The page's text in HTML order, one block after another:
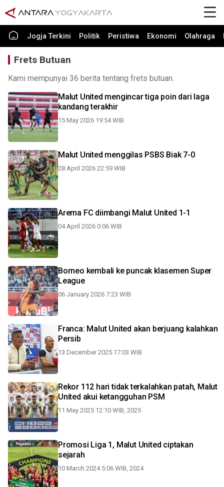
Jogja Terkini Politik Peristiwa Ekonomi Olahraga
Frets Butuan
Kami mempunyai 36 berita tentang frets butuan.
Malut United mengincar tiga poin dari laga
kandang terakhir
15 May 2026 19:54 WIB
Malut United menggilas PSBS Biak 7-0
28 April 2026 22:59 WIB
Arema FC diimbangi Malut United 1-1
04 April 2026 0:06 WIB
Borneo kembali ke puncak klasemen Super
League
06 January 2026 7:23 WIB
Franca: Malut United akan berjuang kalahkan
Persib
13 December 2025 17:03 WIB
Rekor 112 hari tidak terkalahkan patah, Malut
United akui ketangguhan PSM
11 May 2025 12:10 WIB, 2025
Promosi Liga 1, Malut United ciptakan
sejarah
10 March 2024 5:06 WIB, 2024